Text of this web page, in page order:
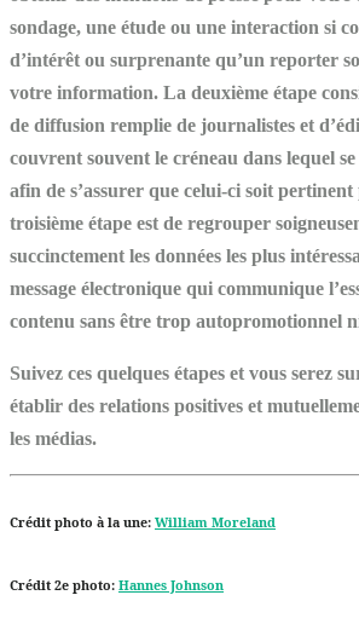
sondage, une étude ou une interaction si
d’intérêt ou surprenante qu’un reporter
votre information. La deuxième étape
de diffusion remplie de journalistes et
couvrent souvent le créneau dans lequel
afin de s’assurer que celui-ci soit
troisième étape est de regrouper
succinctement les données les plus
message électronique qui communique
contenu sans être trop autopromotionnel
Suivez ces quelques étapes et vous serez
établir des relations positives et
les médias.
Crédit photo à la une: William Moreland
Crédit 2e photo: Hannes Johnson